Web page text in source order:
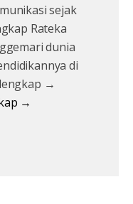
sejak
Rateka
dunia
di
lengkap →
→